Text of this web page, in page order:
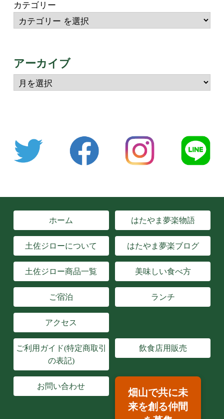
カテゴリー
アーカイブ
ホーム はたやま夢楽物語
土佐ジローについて はたやま夢楽ブログ
土佐ジロー商品一覧 美味しい食べ方
ご宿泊 ランチ
アクセス
ご利用ガイド(特定商取引
の表記)
飲食店用販売
お問い合わせ
畑山で共に未
来を創る仲間